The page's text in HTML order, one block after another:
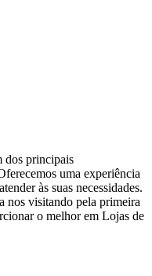
dos principais
uma experiência
às suas necessidades.
nos visitando pela primeira
o melhor em Lojas de